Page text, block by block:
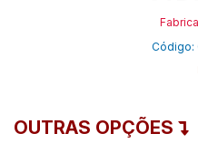
Código:
OUTRAS OPÇÕES